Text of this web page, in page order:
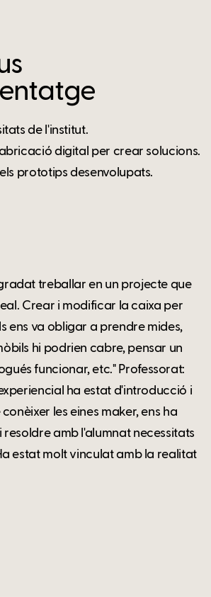
de l'institut.
digital per crear solucions.
prototips desenvolupats.
treballar en un projecte que
Crear i modificar la caixa per
ens va obligar a prendre mides,
hi podrien cabre, pensar un
funcionar, etc." Professorat:
ha estat d'introducció i
les eines maker, ens ha
amb l'alumnat necessitats
estat molt vinculat amb la realitat